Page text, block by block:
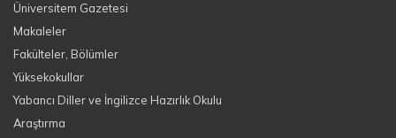
Üniversitem Gazetesi
Makaleler
Fakülteler, Bölümler
Yüksekokullar
Yabancı Diller ve İngilizce Hazırlık Okulu
Araştırma